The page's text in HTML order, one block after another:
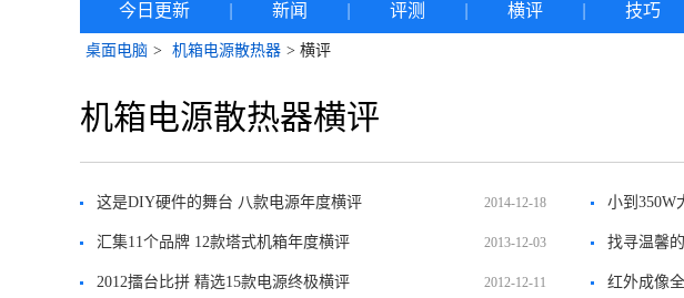
今日更新 新闻 评测 横评 技巧
桌面电脑 > 机箱电源散热器 > 横评
机箱电源散热器横评
这是DIY硬件的舞台 八款电源年度横评 2014-12-18 小到350W
汇集11个品牌 12款塔式机箱年度横评 2013-12-03 找寻温馨
2012擂台比拼 精选15款电源终极横评 2012-12-11 红外成像